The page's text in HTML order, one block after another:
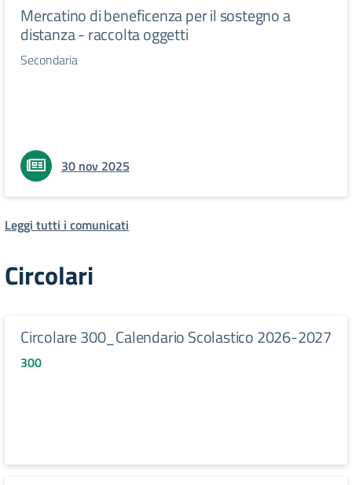
Mercatino di beneficenza per il sostegno a
distanza - raccolta oggetti
Secondaria
30 nov 2025
Leggi tutti i comunicati
Circolari
Circolare 300_Calendario Scolastico 2026-2027
300